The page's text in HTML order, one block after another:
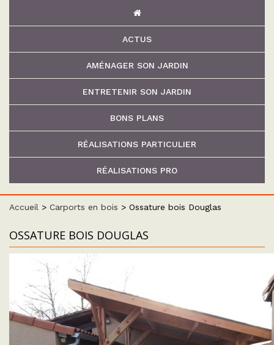
ACTUS
AMÉNAGER SON JARDIN
ENTRETENIR SON JARDIN
BONS PLANS
RÉALISATIONS PARTICULIER
RÉALISATIONS PRO
Accueil > Carports en bois > Ossature bois Douglas
OSSATURE BOIS DOUGLAS